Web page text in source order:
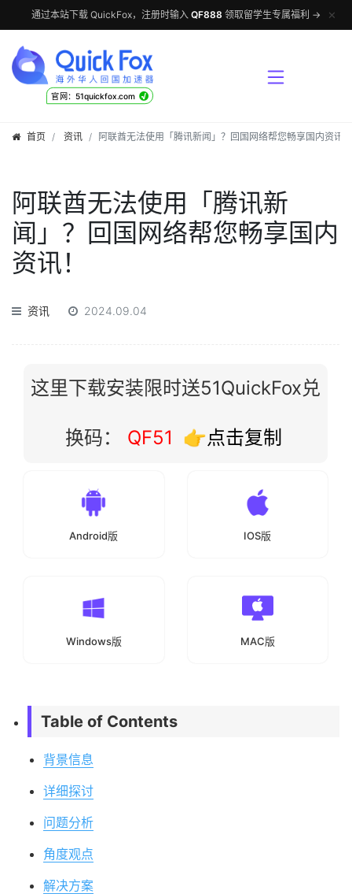
通过本站下载 QuickFox，注册时输入 QF888 领取留学生专属福利 → ✕
官网：51quickfox.com √
首页 资讯 阿联酋无法使用「腾讯新闻」？回国网络帮您畅享国内资讯！
阿联酋无法使用「腾讯新
闻」？回国网络帮您畅享国内
资讯！
资讯 2024.09.04
这里下载安装限时送51QuickFox兑
换码： QF51 👉点击复制
Android版 IOS版
Windows版 MAC版
Table of Contents
背景信息
详细探讨
问题分析
角度观点
解决方案